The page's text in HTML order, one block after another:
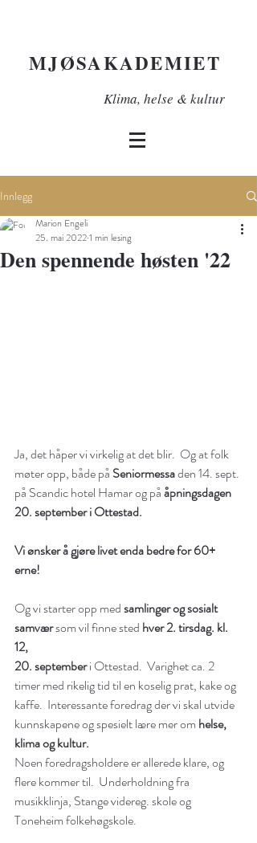
MJØSAKADEMIET
Klima, helse & kultur
Innlegg
Den spennende høsten '22
Marion Engeli
25. mai 20221 min lesing
Ja, det håper vi virkelig at det blir.  Og at folk
møter opp, både på Seniormessa den 14. sept.
på Scandic hotel Hamar og på åpningsdagen
20. september i Ottestad.
Vi ønsker å gjøre livet enda bedre for 60+
erne!
Og vi starter opp med samlinger og sosialt
samvær som vil finne sted hver 2. tirsdag. kl.
12,
20. september i Ottestad.  Varighet ca. 2
timer med rikelig tid til en koselig prat, kake og
kaffe.  Interessante foredrag der vi skal utvide
kunnskapene og spesielt lære mer om helse,
klima og kultur.
Noen foredragsholdere er allerede klare, og
flere kommer til.  Underholdning fra
musikklinja, Stange videreg. skole og
Toneheim folkehøgskole.